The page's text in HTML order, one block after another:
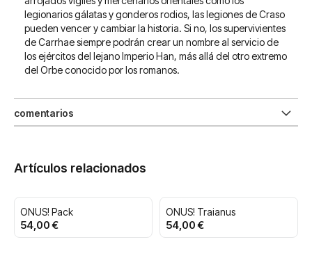
legionarios gálatas y gonderos rodios, las legiones de Craso
pueden vencer y cambiar la historia. Si no, los supervivientes
de Carrhae siempre podrán crear un nombre al servicio de
los ejércitos del lejano Imperio Han, más allá del otro extremo
del Orbe conocido por los romanos.
comentarios
Artículos relacionados
ONUS! Pack
54,00 €
ONUS! Traianus
54,00 €